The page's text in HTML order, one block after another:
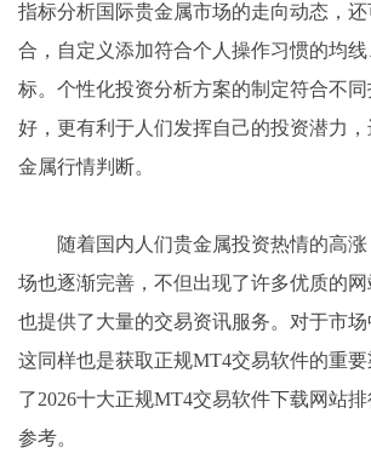
指标分析国际贵金属市场的走向动态，
合，自定义添加符合个人操作习惯的均
标。个性化投资分析方案的制定符合不
好，更有利于人们发挥自己的投资潜力
金属行情判断。
随着国内人们贵金属投资热情的高
场也逐渐完善，不但出现了许多优质的网
也提供了大量的交易资讯服务。对于市场
这同样也是获取正规MT4交易软件的重
了2026十大正规MT4交易软件下载网站
参考。